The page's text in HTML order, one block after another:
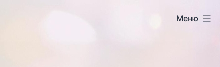
Меню